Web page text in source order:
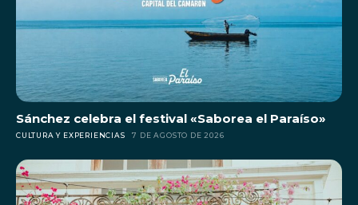
Sánchez celebra el festival «Saborea el Paraíso»
CULTURA Y EXPERIENCIAS 7 DE AGOSTO DE 2026